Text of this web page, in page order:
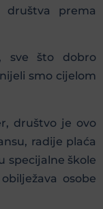
prema
sve što dobro
smo cijelom
društvo je ovo
radije plaća
specijalne škole
osobe